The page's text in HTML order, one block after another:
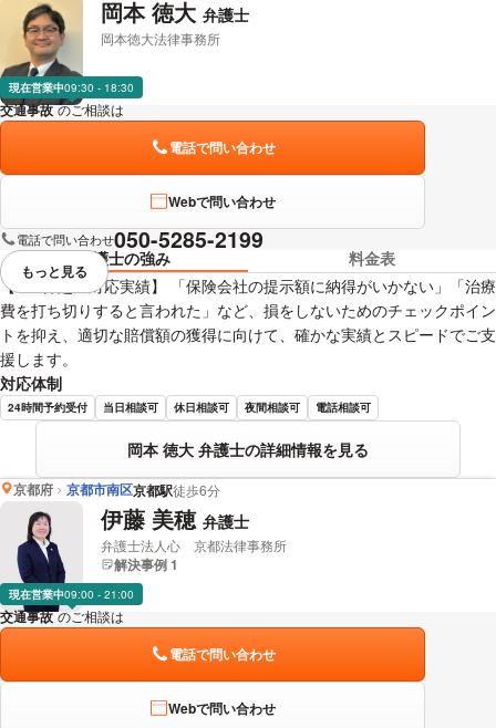
岡本 徳大 弁護士
岡本徳大法律事務所
現在営業中09:30 - 18:30
交通事故 のご相談は
電話で問い合わせ
Webで問い合わせ
電話で問い合わせ050-5285-2199
弁護士の強み
料金表
【250件超の対応実績】 「保険会社の提示額に納得がいかない」「治療
費を打ち切りすると言われた」など、損をしないためのチェックポイン
トを抑え、適切な賠償額の獲得に向けて、確かな実績とスピードでご支
援します。
対応体制
24時間予約受付 当日相談可 休日相談可 夜間相談可 電話相談可
岡本 徳大 弁護士の詳細情報を見る
視覚的に省略されている要素を
もっと見る
京都府 京都市南区京都駅徒歩6分
伊藤 美穂 弁護士
弁護士法人心 京都法律事務所
解決事例 1
現在営業中09:00 - 21:00
交通事故 のご相談は
電話で問い合わせ
Webで問い合わせ